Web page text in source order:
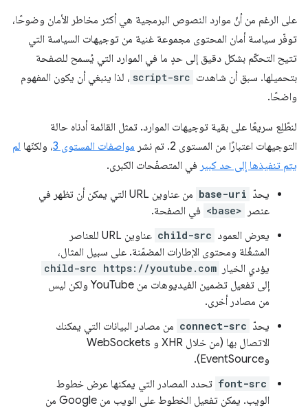
على الرغم من أنّ موارد النصوص البرمجية هي أكثر مخاطر الأمان وضوحًا،
توفّر سياسة أمان المحتوى مجموعة غنية من توجيهات السياسة التي
تتيح التحكّم بشكل دقيق إلى حدٍ ما في الموارد التي يُسمح للصفحة
بتحميلها. سبق أن شاهدت script-src ، لذا ينبغي أن يكون المفهوم
واضحًا.
لنطّلِع سريعًا على بقية توجيهات الموارد. تمثل القائمة أدناه حالة
التوجيهات اعتبارًا من المستوى 2. تم نشر
مواصفات المستوى 3 ، ولكنّها لم
يتم تنفيذها إلى حد كبير في المتصفّحات الكبرى.
يحدّ base-uri
من عناوين URL التي يمكن أن تظهر في
عنصر
<base> في الصفحة.
يعرض العمود child-src
عناوين URL للعناصر
المشغّلة ومحتوى الإطارات المضمّنة. على سبيل المثال،
يؤدي الخيار child-src https://youtube.com
إلى تفعيل تضمين الفيديوهات من YouTube ولكن ليس
من مصادر أخرى.
يحدّ connect-src من مصادر البيانات التي يمكنك
الاتصال بها (من خلال XHR و WebSockets
وEventSource).
font-src تحدد المصادر التي يمكنها عرض خطوط
الويب. يمكن تفعيل الخطوط على الويب من Google من